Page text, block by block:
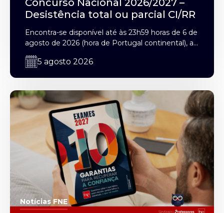
Concurso Nacional 2026/2027 –
Desistência total ou parcial CI/RR
Encontra-se disponível até às 23h59 horas de 6 de
agosto de 2026 (hora de Portugal continental), a...
5 agosto 2026
Notícias FNE